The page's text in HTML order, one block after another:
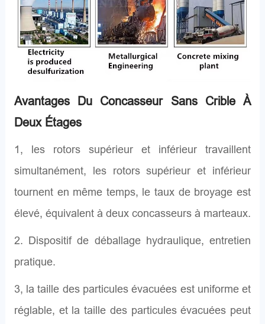
Avantages Du Concasseur Sans Crible À
Deux Étages
1, les rotors supérieur et inférieur travaillent
simultanément, les rotors supérieur et inférieur
tournent en même temps, le taux de broyage est
élevé, équivalent à deux concasseurs à marteaux.
2. Dispositif de déballage hydraulique, entretien
pratique.
3, la taille des particules évacuées est uniforme et
réglable, et la taille des particules évacuées peut